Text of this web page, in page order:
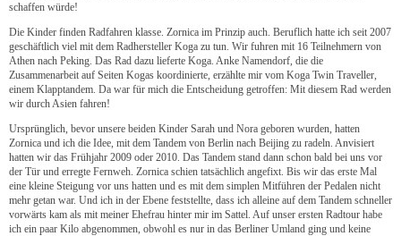
schaffen würde!
Die Kinder finden Radfahren klasse. Zornica im Prinzip auch. Beruflich hatte ich seit 2007
geschäftlich viel mit dem Radhersteller Koga zu tun. Wir fuhren mit 16 Teilnehmern von
Athen nach Peking. Das Rad dazu lieferte Koga. Anke Namendorf, die die
Zusammenarbeit auf Seiten Kogas koordinierte, erzählte mir vom Koga Twin Traveller,
einem Klapptandem. Da war für mich die Entscheidung getroffen: Mit diesem Rad werden
wir durch Asien fahren!
Ursprünglich, bevor unsere beiden Kinder Sarah und Nora geboren wurden, hatten
Zornica und ich die Idee, mit dem Tandem von Berlin nach Beijing zu radeln. Anvisiert
hatten wir das Frühjahr 2009 oder 2010. Das Tandem stand dann schon bald bei uns vor
der Tür und erregte Fernweh. Zornica schien tatsächlich angefixt. Bis wir das erste Mal
eine kleine Steigung vor uns hatten und es mit dem simplen Mitführen der Pedalen nicht
mehr getan war. Und ich in der Ebene feststellte, dass ich alleine auf dem Tandem schneller
vorwärts kam als mit meiner Ehefrau hinter mir im Sattel. Auf unser ersten Radtour habe
ich ein paar Kilo abgenommen, obwohl es nur in das Berliner Umland ging und keine